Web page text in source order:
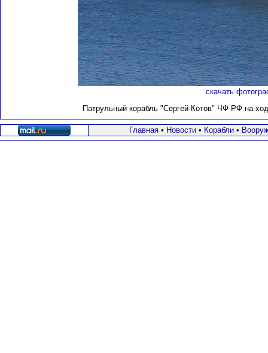
скачать
Патрульный корабль "Сергей Котов" ЧФ РФ на
Главная• Новости• Корабли•